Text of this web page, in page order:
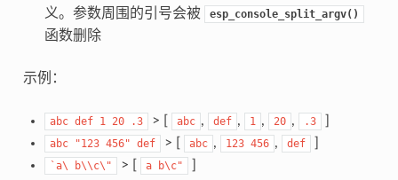
义。参数周围的引号会被
esp_console_split_argv()
函数删除
示例：
abc def 1 20 .3 > [ abc , def , 1 , 20 , .3
abc "123 456" def > [ abc , 123 456 , def
`a\ b\\c\" > [ a b\c"